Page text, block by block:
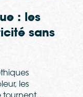
: les
sans
les